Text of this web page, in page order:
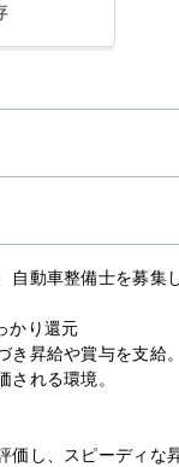
自動車整備士を募集
かり還元
き昇給や賞与を支給。
される環境。
価し、スピーディな